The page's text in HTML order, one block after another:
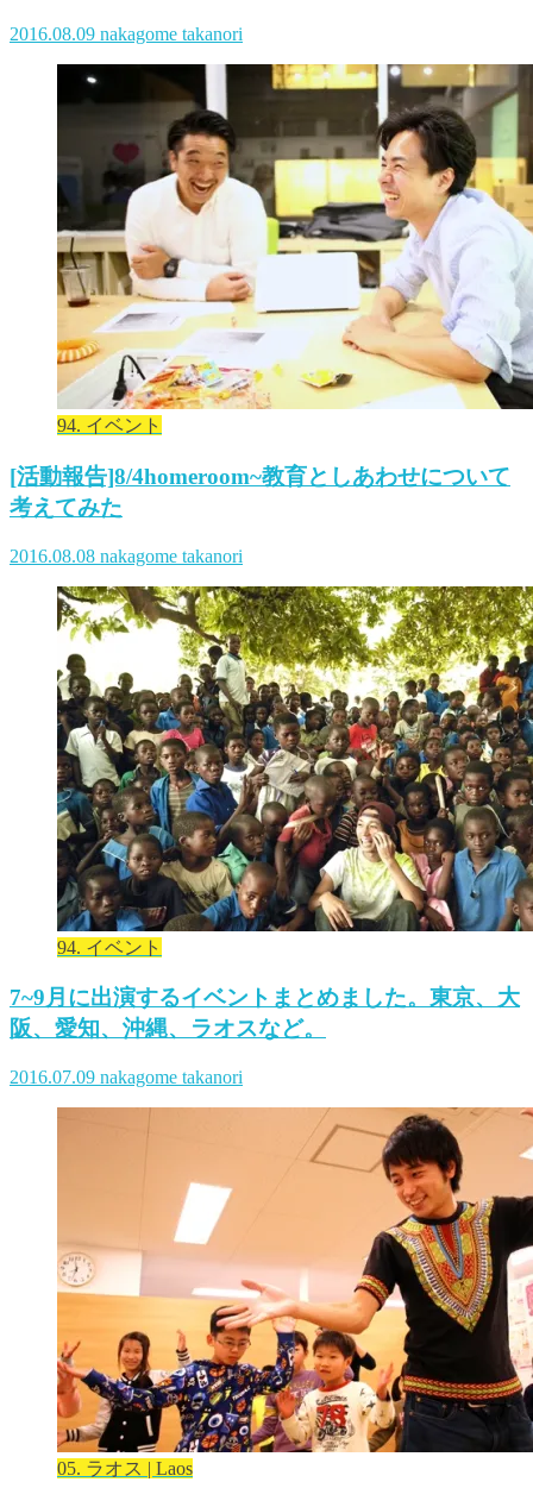
2016.08.09 nakagome takanori
94. イベント
[活動報告]8/4homeroom~教育としあわせについて
考えてみた
2016.08.08 nakagome takanori
94. イベント
7~9月に出演するイベントまとめました。東京、大
阪、愛知、沖縄、ラオスなど。
2016.07.09 nakagome takanori
05. ラオス | Laos